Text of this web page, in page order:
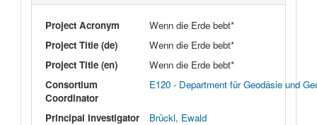
Project Acronym
Wenn die Erde bebt*
Project Title (de)
Wenn die Erde bebt*
Project Title (en)
Wenn die Erde bebt*
Consortium
Coordinator
E120 - Department für Geodäsie und
Principal Investigator Brückl, Ewald